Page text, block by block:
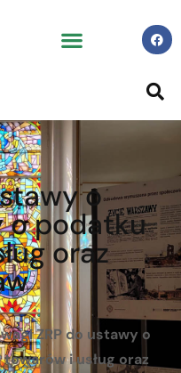
o
o podatku
oraz
ZRP do ustawy o
i usług oraz